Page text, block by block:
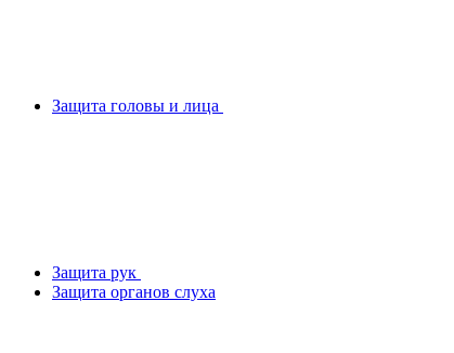
Защита головы и лица
Защита рук
Защита органов слуха